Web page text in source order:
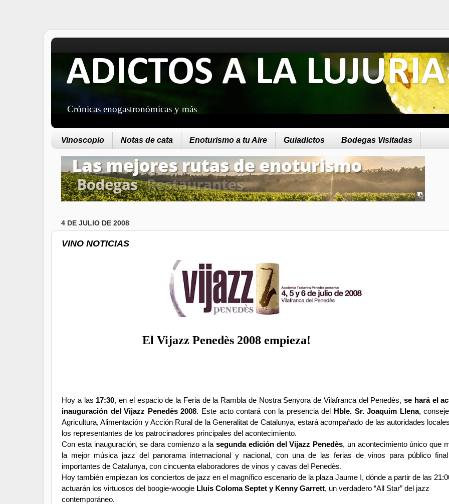
ADICTOS A LA LUJURIA
Crónicas enogastronómicas y más
Vinoscopio Notas de cata Enoturismo a tu Aire Guiadictos Bodegas Visitadas
4 DE JULIO DE 2008
VINO NOTICIAS
El Vijazz Penedès 2008 empieza!
Hoy a las 17:30, en el espacio de la Feria de la Rambla de Nostra Senyora de Vilafranca del Penedès, se hará el
inauguración del Vijazz Penedès 2008. Este acto contará con la presencia del Hble. Sr. Joaquim Llena,
Agricultura, Alimentación y Acción Rural de la Generalitat de Catalunya, estará acompañado de las autoridades
los representantes de los patrocinadores principales del acontecimiento.
Con esta inauguración, se dara comienzo a lasegunda edición del Vijazz Penedès, un acontecimiento único que
la mejor música jazz del panorama internacional y nacional, con una de las ferias de vinos para público
importantes de Catalunya, con cincuenta elaboradores de vinos y cavas del Penedès.
Hoy también empiezan los conciertos de jazz en el magnífico escenario de la plaza Jaume I, dónde a partir de las
actuarán los virtuosos del boogie-woogie Lluis Coloma Septet y Kenny Garrett, un verdadero “All Star” del jazz
contemporáneo.